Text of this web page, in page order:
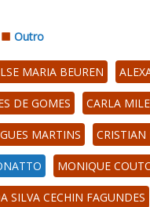
Outro
MARIA BEUREN
DE GOMES CARLA
MARTINS CRISTIAN
MONIQUE
SILVA CECHIN FAGUNDES